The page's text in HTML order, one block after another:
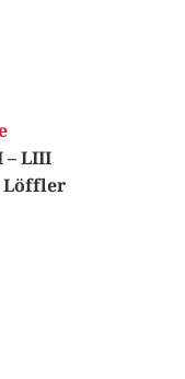
– LIII
Löffler